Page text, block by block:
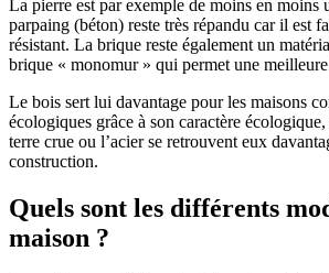
La pierre est par exemple de moins en moins
parpaing (béton) reste très répandu car il est
résistant. La brique reste également un
brique « monomur » qui permet une
Le bois sert lui davantage pour les maisons
écologiques grâce à son caractère
terre crue ou l’acier se retrouvent eux
construction.
Quels sont les différents
maison ?